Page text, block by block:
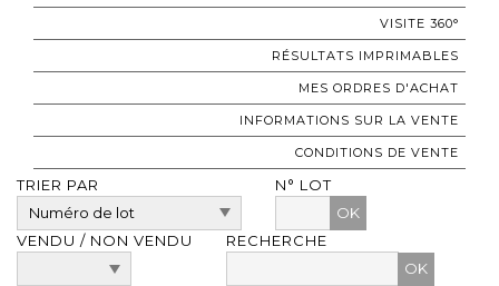
VISITE 360°
RÉSULTATS IMPRIMABLES
MES ORDRES D'ACHAT
INFORMATIONS SUR LA VENTE
CONDITIONS DE VENTE
TRIER PAR
N° LOT
OK
VENDU / NON VENDU
RECHERCHE